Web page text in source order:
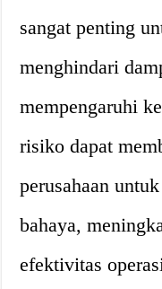
sangat penting
menghindari
mempengaruhi
risiko dapat
perusahaan
bahaya,
efektivitas